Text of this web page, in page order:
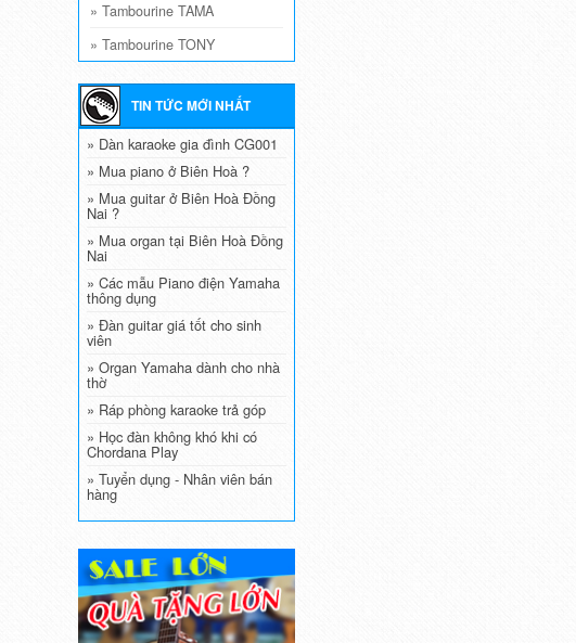
» Tambourine TAMA
» Tambourine TONY
TIN TỨC MỚI NHẤT
» Dàn karaoke gia đình CG001
» Mua piano ở Biên Hoà ?
» Mua guitar ở Biên Hoà Đồng
Nai ?
» Mua organ tại Biên Hoà Đồng
Nai
» Các mẫu Piano điện Yamaha
thông dụng
» Đàn guitar giá tốt cho sinh
viên
» Organ Yamaha dành cho nhà
thờ
» Ráp phòng karaoke trả góp
» Học đàn không khó khi có
Chordana Play
» Tuyển dụng - Nhân viên bán
hàng